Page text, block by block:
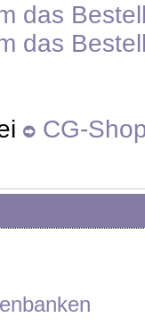
das
das
CG-